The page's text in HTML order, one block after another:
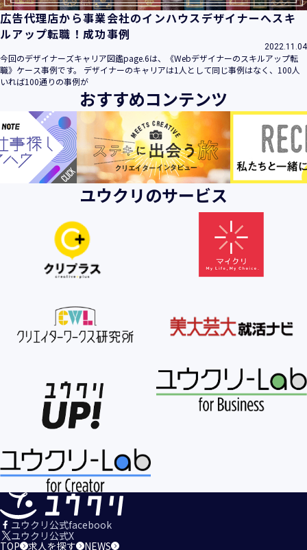
当社は、以下の方法により、個人情報を取得させていただき
ます。
当社サービスにおいて、自ら入力された個人情報を、当社は
取得・収集させていただきます。
・電子メール、郵便、書面、電話等の手段により取得・収集
させていただく方法
当社に対し、電子メール、郵便、書面、電話等の手段によっ
て、ご提供いただいた個人情報を、当社は取得・収集させて
いただきます。
・当社等へアクセスされた際に情報を収集させていただく方
す。これらの情報には、利用されるURL、ブラウザや携帯電
話の種類、IPアドレスなどの情報を含みます。
【個人情報の利用目的の公表】
当社は、個人情報を次の利用目的の範囲内で利用すること
第１項及びJISQ15001:2017の附属書A.3.4.2.4に基づき公表し
＜個人情報の利用目的＞
１．当社のサービスを提供するため
２．当社のサービスを安心・安全にご利用いただける環境整
備のため
３．当社のサービスの運営・管理のため
４．当社のサービスに関するご案内、お問い合せ等への対応
５．当社、その他当社のサービスについての調査・データ集
積、改善、研究開発のため
６．当社がおすすめする商品・サービスなどのご案内を送
信・送付するため
７．当社とお客様の間での必要な連絡を行うため
８．当社のサービスに関する当社の規約、ポリシー等（以下
「規約等」といいます。）に違反する行為に対する対応のた
広告代理店から事業会社のインハウスデザイナーへスキ
ルアップ転職！成功事例
2022.11.04
今回のデザイナーズキャリア図鑑page.6は、《Webデザイナーのスキルアップ転
職》ケース事例です。 デザイナーのキャリアは1人として同じ事例はなく、100人
いれば100通りの事例が
おすすめコンテンツ
ユウクリのサービス
ユウクリ公式facebook
ユウクリ公式X
TOP 求人を探す NEWS